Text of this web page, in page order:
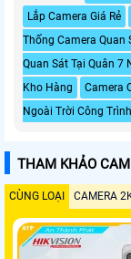
Lắp Camera Giá Rẻ
Thống Camera Quan
Quan Sát Tại Quân 7
Kho Hàng
Camera
Ngoài Trời Công
THAM KHẢO
CÙNG LOẠI CAMERA